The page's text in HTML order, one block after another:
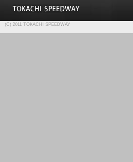
(C) 2011 TOKACHI SPEEDWAY